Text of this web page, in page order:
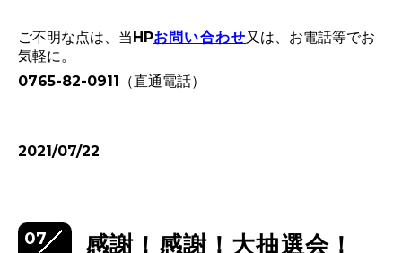
ご不明な点は、当HPお問い合わせ又は、お電話等でお
気軽に。
0765-82-0911（直通電話）
2021/07/22
07
感謝！感謝！大抽選会！